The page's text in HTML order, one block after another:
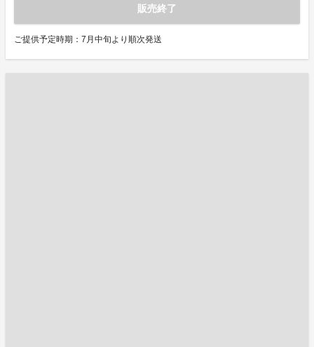
販売終了
ご提供予定時期：7月中旬より順次発送